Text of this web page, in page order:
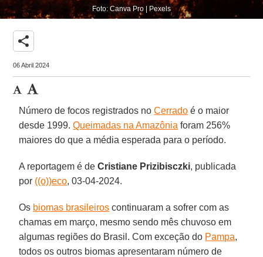
Foto: Canva Pro | Pexels
share
06 Abril 2024
Número de focos registrados noCerrado é o maior
desde 1999.Queimadas na Amazônia foram 256%
maiores do que a média esperada para o período.
A reportagem é deCristiane Prizibisczki, publicada
por ((o))eco, 03-04-2024.
Os biomas brasileiros continuaram a sofrer com as
chamas em março, mesmo sendo mês chuvoso em
algumas regiões do Brasil. Com exceção do Pampa,
todos os outros biomas apresentaram número de